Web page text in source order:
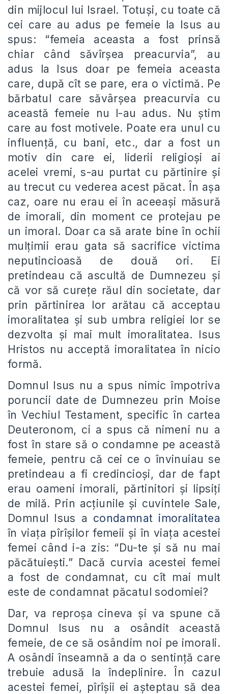
din mijlocul lui Israel. Totuși, cu toate că
cei care au adus pe femeie la Isus au
spus: “femeia aceasta a fost prinsă
chiar când săvîrșea preacurvia”, au
adus la Isus doar pe femeia aceasta
care, după cît se pare, era o victimă. Pe
bărbatul care săvârșea preacurvia cu
această femeie nu l-au adus. Nu știm
care au fost motivele. Poate era unul cu
influență, cu bani, etc., dar a fost un
motiv din care ei, liderii religioși ai
acelei vremi, s-au purtat cu părtinire și
au trecut cu vederea acest păcat. În așa
caz, oare nu erau ei în aceeași măsură
de imorali, din moment ce protejau pe
un imoral. Doar ca să arate bine în ochii
mulțimii erau gata să sacrifice victima
neputincioasă de două ori. Ei
pretindeau că ascultă de Dumnezeu și
că vor să curețe răul din societate, dar
prin părtinirea lor arătau că acceptau
imoralitatea și sub umbra religiei lor se
dezvolta și mai mult imoralitatea. Isus
Hristos nu acceptă imoralitatea în nicio
formă.
Domnul Isus nu a spus nimic împotriva
poruncii date de Dumnezeu prin Moise
în Vechiul Testament, specific în cartea
Deuteronom, ci a spus că nimeni nu a
fost în stare să o condamne pe această
femeie, pentru că cei ce o învinuiau se
pretindeau a fi credincioși, dar de fapt
erau oameni imorali, părtinitori și lipsiți
de milă. Prin acțiunile și cuvintele Sale,
Domnul Isus a condamnat imoralitatea
în viața pîrîșilor femeii și în viața acestei
femei când i-a zis: “Du-te și să nu mai
păcătuiești.” Dacă curvia acestei femei
a fost de condamnat, cu cît mai mult
este de condamnat păcatul sodomiei?
Dar, va reproșa cineva și va spune că
Domnul Isus nu a osândit această
femeie, de ce să osândim noi pe imorali.
A osândi înseamnă a da o sentință care
trebuie adusă la îndeplinire. În cazul
acestei femei, pîrîșii ei așteptau să dea